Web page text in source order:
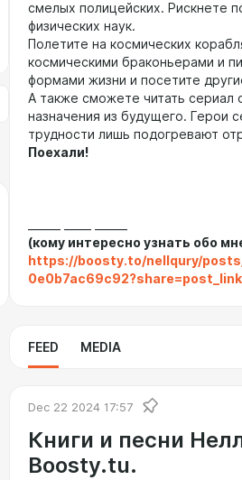
смелых полицейских. Рискнете
физических наук.
Полетите на космических
космическими браконьерами и
формами жизни и посетите
А также сможете читать сериал
назначения из будущего. Герои
трудности лишь подогревают
Поехали!
(кому интересно узнать обо
https://boosty.to/nellqury/
0e0b7ac69c92?share=post_link
FEED MEDIA
Dec 22 2024 17:57
Книги и песни
Boosty.tu.